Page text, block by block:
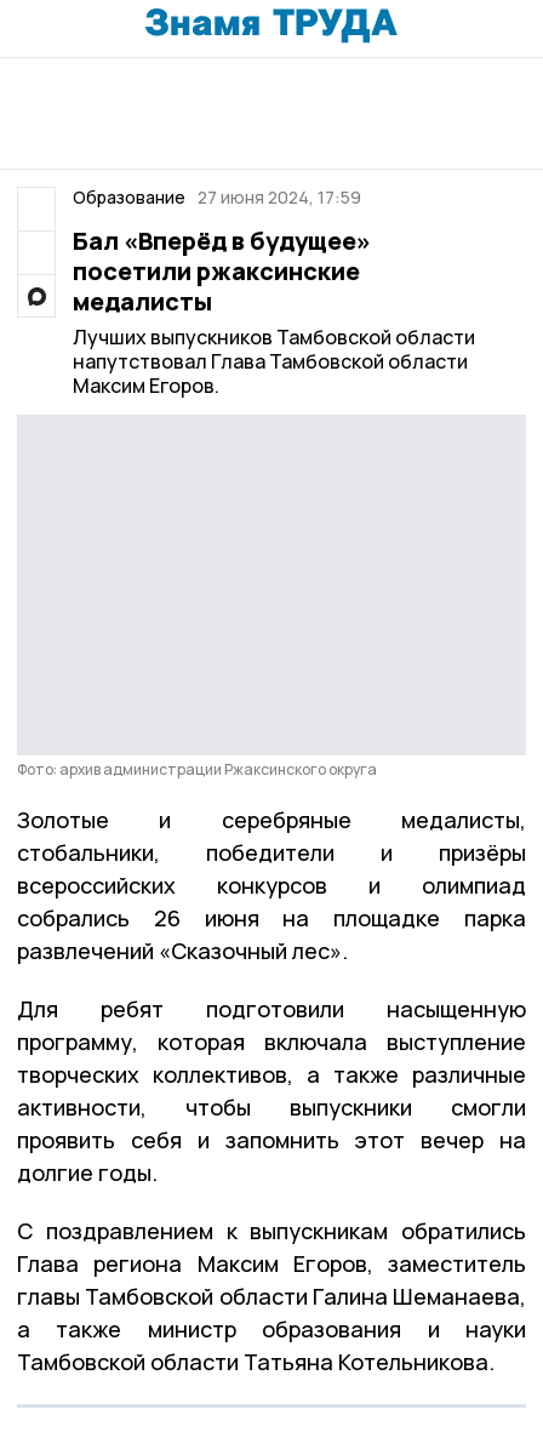
Образование 27 июня 2024, 17:59
Бал «Вперёд в будущее»
посетили ржаксинские
медалисты
Лучших выпускников Тамбовской области
напутствовал Глава Тамбовской области
Максим Егоров.
Фото: архив администрации Ржаксинского округа
Золотые и серебряные медалисты,
стобальники, победители и призёры
всероссийских конкурсов и олимпиад
собрались 26 июня на площадке парка
развлечений «Сказочный лес».
Для ребят подготовили насыщенную
программу, которая включала выступление
творческих коллективов, а также различные
активности, чтобы выпускники смогли
проявить себя и запомнить этот вечер на
долгие годы.
С поздравлением к выпускникам обратились
Глава региона Максим Егоров, заместитель
главы Тамбовской области Галина Шеманаева,
а также министр образования и науки
Тамбовской области Татьяна Котельникова.